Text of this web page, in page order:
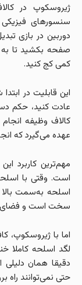
ژیروسکوپ در
سنسورهای
دوربین در بازی
صفحه بکشید تا
کمی کج کنید.
این قابلیت در
عادت کنید، حکم
عهده می‌گیرد که
اسلحه به‌سمت
سخت است و فضای
اما با
لگد اسلحه کاملا
دقیقا همان
حتی نمی‌توانند راه